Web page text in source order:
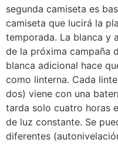
segunda camiseta es
camiseta que lucirá la
temporada. La blanca y
de la próxima campaña
blanca adicional hace
como linterna. Cada
dos) viene con una
tarda solo cuatro horas
de luz constante. Se
diferentes